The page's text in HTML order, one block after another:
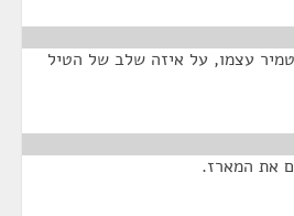
עצמו, על איזה שלב של הטיל
את המארז.